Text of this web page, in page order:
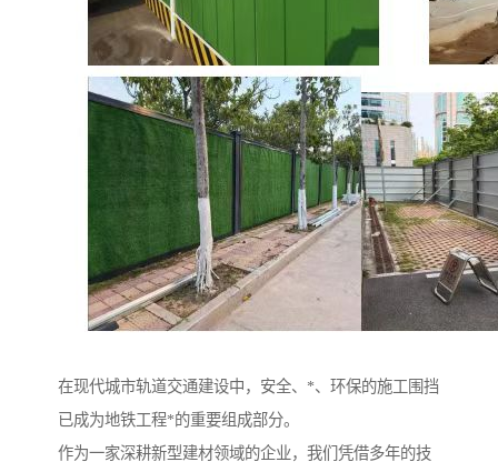
在现代城市轨道交通建设中，安全、*、环保的施工围挡
已成为地铁工程*的重要组成部分。
作为一家深耕新型建材领域的企业，我们凭借多年的技